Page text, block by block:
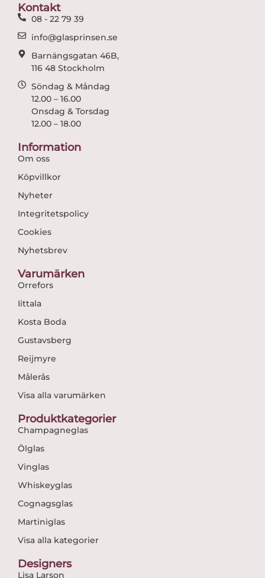
Kontakt
08 - 22 79 39
info@glasprinsen.se
Barnängsgatan 46B,
116 48 Stockholm
Söndag & Måndag
12.00 – 16.00
Onsdag & Torsdag
12.00 – 18.00
Information
Om oss
Köpvillkor
Nyheter
Integritetspolicy
Cookies
Nyhetsbrev
Varumärken
Orrefors
Iittala
Kosta Boda
Gustavsberg
Reijmyre
Målerås
Visa alla varumärken
Produktkategorier
Champagneglas
Ölglas
Vinglas
Whiskeyglas
Cognagsglas
Martiniglas
Visa alla kategorier
Designers
Lisa Larson